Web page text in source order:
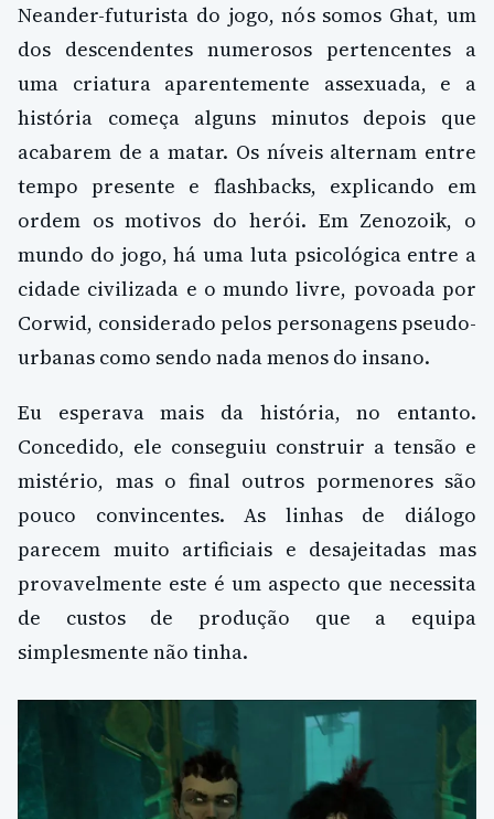
Neander-futurista do jogo, nós somos Ghat, um
dos descendentes numerosos pertencentes a
uma criatura aparentemente assexuada, e a
história começa alguns minutos depois que
acabarem de a matar. Os níveis alternam entre
tempo presente e flashbacks, explicando em
ordem os motivos do herói. Em Zenozoik, o
mundo do jogo, há uma luta psicológica entre a
cidade civilizada e o mundo livre, povoada por
Corwid, considerado pelos personagens pseudo-
urbanas como sendo nada menos do insano.
Eu esperava mais da história, no entanto.
Concedido, ele conseguiu construir a tensão e
mistério, mas o final outros pormenores são
pouco convincentes. As linhas de diálogo
parecem muito artificiais e desajeitadas mas
provavelmente este é um aspecto que necessita
de custos de produção que a equipa
simplesmente não tinha.